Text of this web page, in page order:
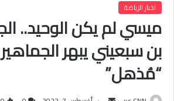
اخبار الرياضة
ميسي لم يكن الوحيد..
بن سبعيني يبهر
“مُذهل”